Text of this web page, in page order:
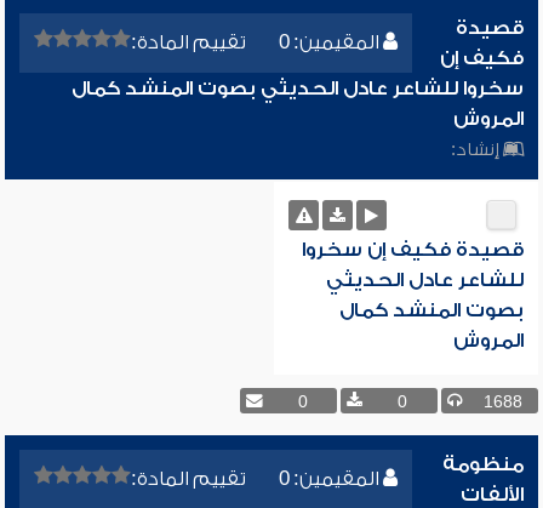
المقيمين: 0 تقييم المادة:
قصيدة
فكيف إن
سخروا للشاعر عادل الحديثي بصوت المنشد كمال
المروش
إنشاد:
قصيدة فكيف إن سخروا
للشاعر عادل الحديثي
بصوت المنشد كمال
المروش
1688
0
0
المقيمين: 0 تقييم المادة:
منظومة
الألفات